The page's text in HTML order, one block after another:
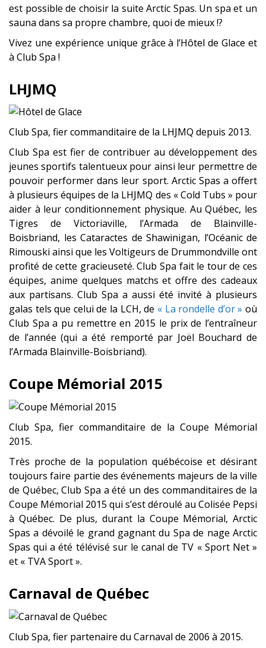
est possible de choisir la suite Arctic Spas. Un spa et un
sauna dans sa propre chambre, quoi de mieux !?
Vivez une expérience unique grâce à l’Hôtel de Glace et
à Club Spa !
LHJMQ
Club Spa, fier commanditaire de la LHJMQ depuis 2013.
Club Spa est fier de contribuer au développement des
jeunes sportifs talentueux pour ainsi leur permettre de
pouvoir performer dans leur sport. Arctic Spas a offert
à plusieurs équipes de la LHJMQ des « Cold Tubs » pour
aider à leur conditionnement physique. Au Québec, les
Tigres de Victoriaville, l’Armada de Blainville-
Boisbriand, les Cataractes de Shawinigan, l’Océanic de
Rimouski ainsi que les Voltigeurs de Drummondville ont
profité de cette gracieuseté. Club Spa fait le tour de ces
équipes, anime quelques matchs et offre des cadeaux
aux partisans. Club Spa a aussi été invité à plusieurs
galas tels que celui de la LCH, de « La rondelle d’or » où
Club Spa a pu remettre en 2015 le prix de l’entraîneur
de l’année (qui a été remporté par Joël Bouchard de
l’Armada Blainville-Boisbriand).
Coupe Mémorial 2015
Club Spa, fier commanditaire de la Coupe Mémorial
2015.
Très proche de la population québécoise et désirant
toujours faire partie des événements majeurs de la ville
de Québec, Club Spa a été un des commanditaires de la
Coupe Mémorial 2015 qui s’est déroulé au Colisée Pepsi
à Québec. De plus, durant la Coupe Mémorial, Arctic
Spas a dévoilé le grand gagnant du Spa de nage Arctic
Spas qui a été télévisé sur le canal de TV « Sport Net »
et « TVA Sport ».
Carnaval de Québec
Club Spa, fier partenaire du Carnaval de 2006 à 2015.